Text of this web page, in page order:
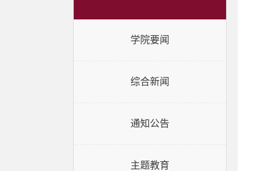
学院要闻
综合新闻
通知公告
主题教育